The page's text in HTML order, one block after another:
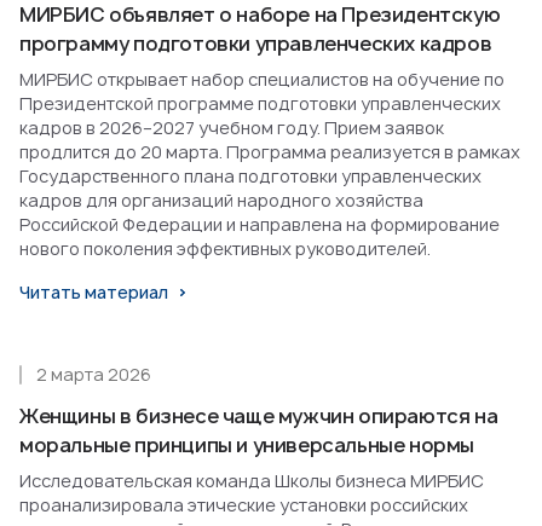
МИРБИС объявляет о наборе на Президентскую
программу подготовки управленческих кадров
МИРБИС открывает набор специалистов на обучение по
Президентской программе подготовки управленческих
кадров в 2026–2027 учебном году. Прием заявок
продлится до 20 марта. Программа реализуется в рамках
Государственного плана подготовки управленческих
кадров для организаций народного хозяйства
Российской Федерации и направлена на формирование
нового поколения эффективных руководителей.
Читать материал
Женщины в бизнесе чаще мужчин опираются на
моральные принципы и универсальные нормы
2 марта 2026
Исследовательская команда Школы бизнеса МИРБИС
проанализировала этические установки российских